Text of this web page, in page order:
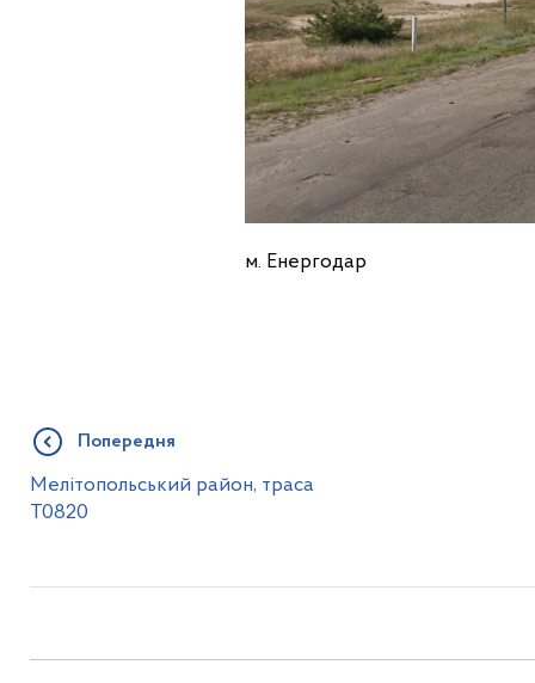
м. Енергодар
Попередня
Мелітопольський район, траса
Т0820